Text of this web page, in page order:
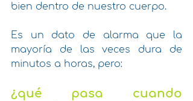
bien dentro de nuestro cuerpo.
Es un dato de alarma que la
mayoría de las veces dura de
minutos a horas, pero:
¿qué pasa cuando